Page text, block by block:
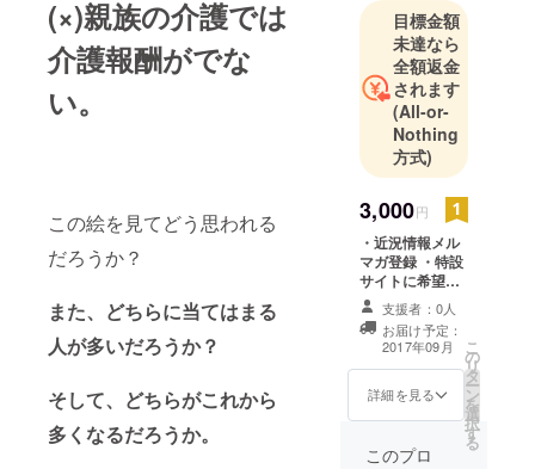
(×)親族の介護では
介護報酬がでな
い。
この絵を見てどう思われる
だろうか？
また、どちらに当てはまる
人が多いだろうか？
そして、どちらがこれから
多くなるだろうか。
目標金額
未達なら
全額返金
されます
(All-or-
Nothing
方式)
3,000円
・近況情報メル
マガ登録 ・特設
サイトに希望者
の方のみクレ
ジット記載
支援者：0人
お届け予定：
2017年09月
詳細を見る
こ
の
リ
タ
ー
ン
を
選
択
す
る
このプロ